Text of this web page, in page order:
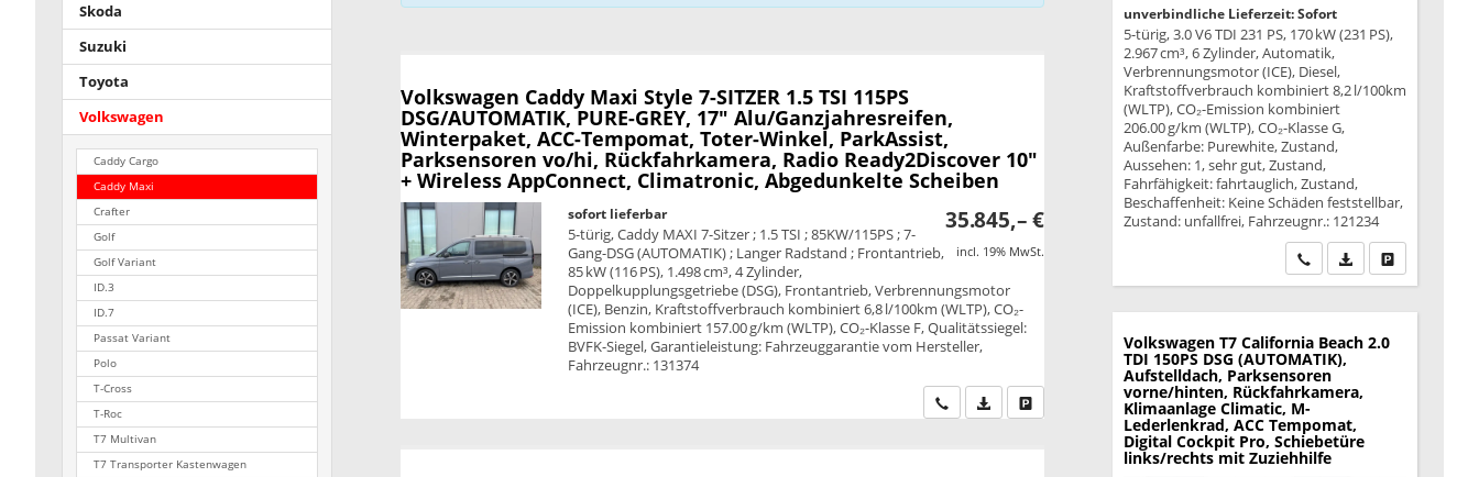
Volkswagen Caddy Maxi Style 7-SITZER 1.5 TSI 115PS
DSG/AUTOMATIK, PURE-GREY, 17" Alu/Ganzjahresreifen,
Winterpaket, ACC-Tempomat, Toter-Winkel, ParkAssist,
Parksensoren vo/hi, Rückfahrkamera, Radio Ready2Discover 10"
+ Wireless AppConnect, Climatronic, Abgedunkelte Scheiben
35.845,– €
incl. 19% MwSt.
sofort lieferbar
5-türig, Caddy MAXI 7-Sitzer ; 1.5 TSI ; 85KW/115PS ; 7-
Gang-DSG (AUTOMATIK) ; Langer Radstand ; Frontantrieb,
85 kW (116 PS), 1.498 cm³, 4 Zylinder,
Doppelkupplungsgetriebe (DSG), Frontantrieb, Verbrennungsmotor
(ICE), Benzin, Kraftstoffverbrauch kombiniert 6,8 l/100km (WLTP), CO₂-
Emission kombiniert 157.00 g/km (WLTP), CO₂-Klasse F, Qualitätssiegel:
BVFK-Siegel, Garantieleistung: Fahrzeuggarantie vom Hersteller,
Fahrzeugnr.: 131374
Wir rufen Sie anPDF-Datei, Fahrzeugexposé drucken
Drucken, parken oder vergleichen
Skoda
Suzuki
Toyota
Volkswagen
Caddy Cargo
Caddy Maxi
Crafter
Golf
Golf Variant
ID.3
ID.7
Passat Variant
Polo
T-Cross
T-Roc
T7 Multivan
T7 Transporter Kastenwagen
unverbindliche Lieferzeit: Sofort
5-türig, 3.0 V6 TDI 231 PS, 170 kW (231 PS),
2.967 cm³, 6 Zylinder, Automatik,
Verbrennungsmotor (ICE), Diesel,
Kraftstoffverbrauch kombiniert 8,2 l/100km
(WLTP), CO₂-Emission kombiniert
206.00 g/km (WLTP), CO₂-Klasse G,
Außenfarbe: Purewhite, Zustand,
Aussehen: 1, sehr gut, Zustand,
Fahrfähigkeit: fahrtauglich, Zustand,
Beschaffenheit: Keine Schäden feststellbar,
Zustand: unfallfrei, Fahrzeugnr.: 121234
Wir rufen Sie an
PDF-Datei,Drucken,
Volkswagen T7 California Beach 2.0
TDI 150PS DSG (AUTOMATIK),
Aufstelldach, Parksensoren
vorne/hinten, Rückfahrkamera,
Klimaanlage Climatic, M-
Lederlenkrad, ACC Tempomat,
Digital Cockpit Pro, Schiebetüre
links/rechts mit Zuziehhilfe